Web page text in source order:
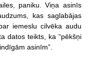
paniku. Viņa asinīs
kas saglabājas
iemeslu cilvēka audu
datos teikts, ka “pēkšņi
indīgām asinīm”.